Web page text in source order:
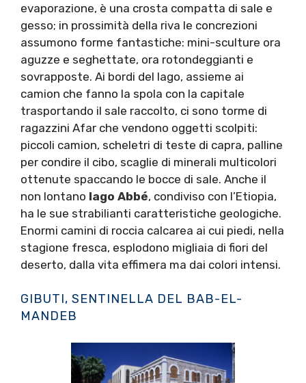
evaporazione, è una crosta compatta di sale e
gesso; in prossimità della riva le concrezioni
assumono forme fantastiche: mini-sculture ora
aguzze e seghettate, ora rotondeggianti e
sovrapposte. Ai bordi del lago, assieme ai
camion che fanno la spola con la capitale
trasportando il sale raccolto, ci sono torme di
ragazzini Afar che vendono oggetti scolpiti:
piccoli camion, scheletri di teste di capra, palline
per condire il cibo, scaglie di minerali multicolori
ottenute spaccando le bocce di sale. Anche il
non lontano lago Abbé, condiviso con l’Etiopia,
ha le sue strabilianti caratteristiche geologiche.
Enormi camini di roccia calcarea ai cui piedi, nella
stagione fresca, esplodono migliaia di fiori del
deserto, dalla vita effimera ma dai colori intensi.
GIBUTI, SENTINELLA DEL BAB-EL-
MANDEB